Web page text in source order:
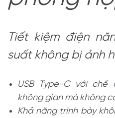
Tiết kiệm điện
suất không bị ảnh
USB Type-C với chế
không gian mà không
Khả năng trình bày